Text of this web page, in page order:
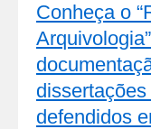
Conheça o
defendidos